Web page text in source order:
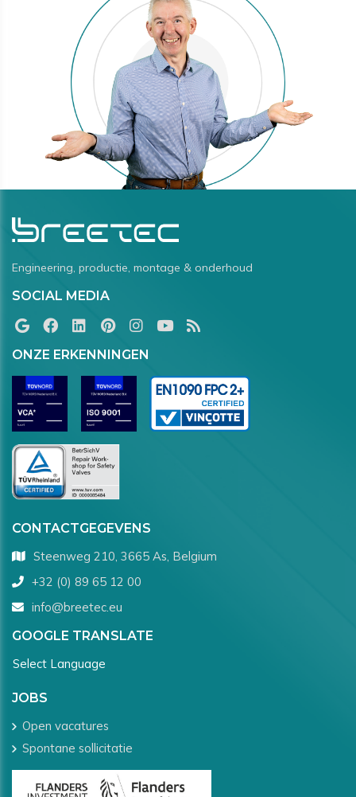
Engineering, productie, montage & onderhoud
SOCIAL MEDIA
ONZE ERKENNINGEN
CONTACTGEGEVENS
Steenweg 210, 3665 As, Belgium
+32 (0) 89 65 12 00
info@breetec.eu
GOOGLE TRANSLATE
Select Language
JOBS
Open vacatures
Spontane sollicitatie